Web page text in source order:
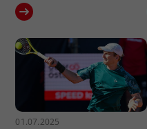
01.07.2025